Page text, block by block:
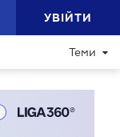
УВІЙТИ
Теми